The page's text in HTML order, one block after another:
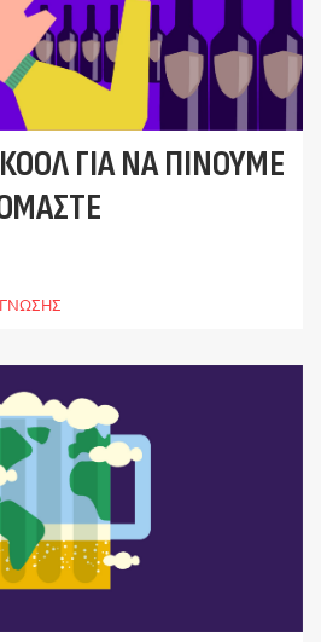
ΓΙΑ ΝΑ ΠΊΝΟΥΜΕ